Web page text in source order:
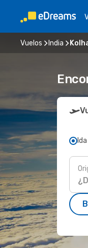
Vuelos India